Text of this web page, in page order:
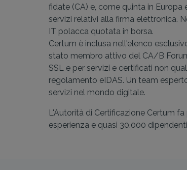
fidate (CA) e, come quinta in
servizi relativi alla firma elettronica.
IT polacca quotata in borsa.
Certum è inclusa nell'elenco
stato membro attivo del CA/B
SSL e per servizi e certificati non
regolamento eIDAS. Un team
servizi nel mondo digitale.
L'Autorità di Certificazione Certum
esperienza e quasi 30.000